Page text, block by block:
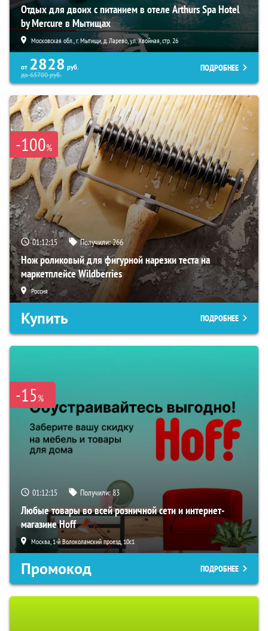
Отдых для двоих с питанием в отеле Arthurs Spa Hotel
by Mercure в Мытищах
Московская обл., г. Мытищи, д. Ларево, ул. Хвойная, стр. 26
от 2828 руб.
до65700руб.
ПОДРОБНЕЕ
-100%
01:12:14 Получили:266
Нож роликовый для фигурной нарезки теста на
маркетплейсе Wildberries
Россия
Купить ПОДРОБНЕЕ
-15%
01:12:14 Получили:83
Любые товары во всей розничной сети и интернет-
магазине Hoff
Москва, 1-й Волоколамский проезд, 10с1
Промокод ПОДРОБНЕЕ